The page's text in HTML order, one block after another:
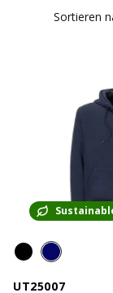
Sortieren
UT25007